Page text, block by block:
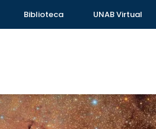
Biblioteca UNAB Virtual